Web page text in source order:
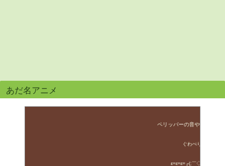
あだ名アニメ